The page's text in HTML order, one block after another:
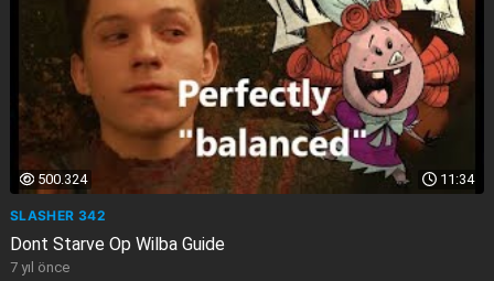
11:34
500.324
SLASHER 342
Dont Starve Op Wilba Guide
7 yıl önce